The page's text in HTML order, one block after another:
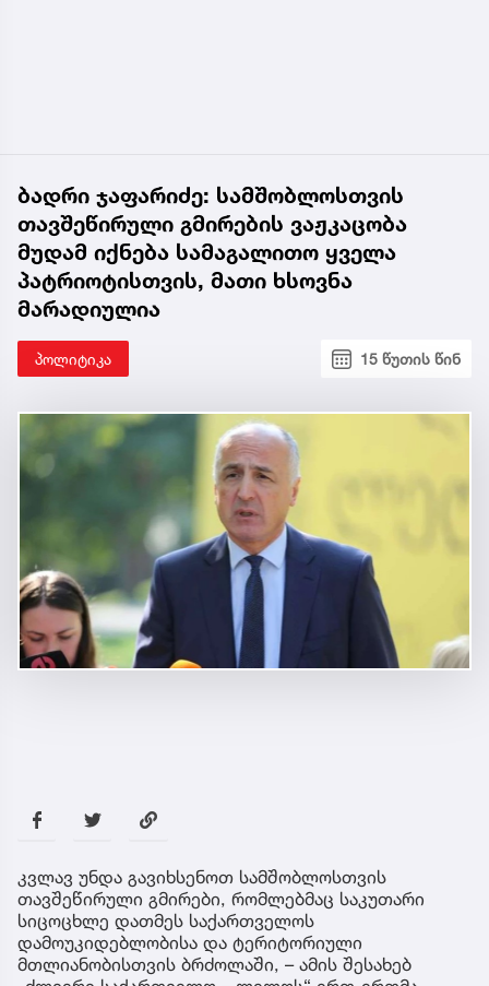
ბადრი ჯაფარიძე: სამშობლოსთვის
თავშეწირული გმირების ვაჟკაცობა
მუდამ იქნება სამაგალითო ყველა
პატრიოტისთვის, მათი ხსოვნა
მარადიულია
პოლიტიკა 15 წუთის წინ
კვლავ უნდა გავიხსენოთ სამშობლოსთვის
თავშეწირული გმირები, რომლებმაც საკუთარი
სიცოცხლე დათმეს საქართველოს
დამოუკიდებლობისა და ტერიტორიული
მთლიანობისთვის ბრძოლაში, – ამის შესახებ